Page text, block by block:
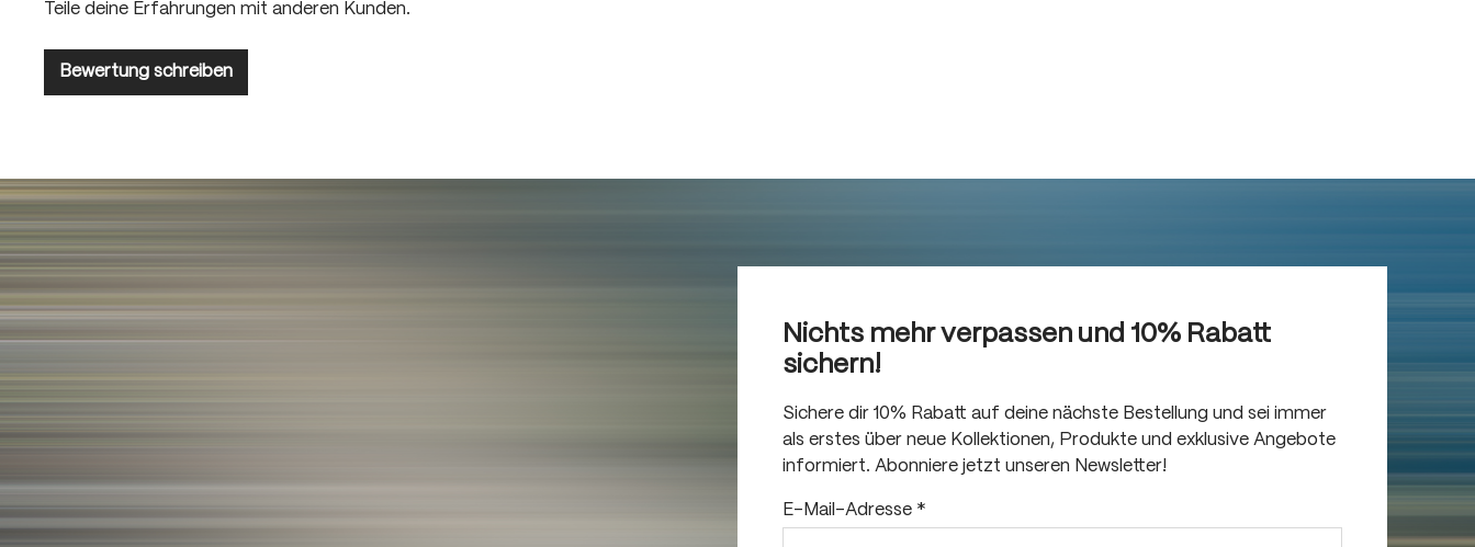
Teile deine Erfahrungen mit anderen Kunden.
Bewertung schreiben
Nichts mehr verpassen und 10% Rabatt
sichern!
Sichere dir 10% Rabatt auf deine nächste Bestellung und sei immer
als erstes über neue Kollektionen, Produkte und exklusive Angebote
informiert. Abonniere jetzt unseren Newsletter!
E-Mail-Adresse *